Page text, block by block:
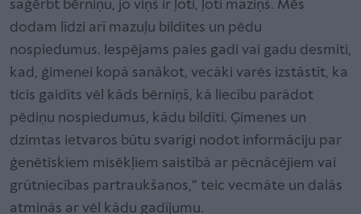
saģērbt bērniņu, jo viņš ir ļoti, ļoti maziņš. Mēs
dodam līdzi arī mazuļu bildītes un pēdu
nospiedumus. Iespējams paies gadi vai gadu desmiti,
kad, ģimenei kopā sanākot, vecāki varēs izstāstīt, ka
ticis gaidīts vēl kāds bērniņš, kā liecību parādot
pēdiņu nospiedumus, kādu bildīti. Ģimenes un
dzimtas ietvaros būtu svarīgi nodot informāciju par
ģenētiskiem misēkļiem saistībā ar pēcnācējiem vai
grūtniecības partraukšanos,” teic vecmāte un dalās
atmiņās ar vēl kādu gadījumu.